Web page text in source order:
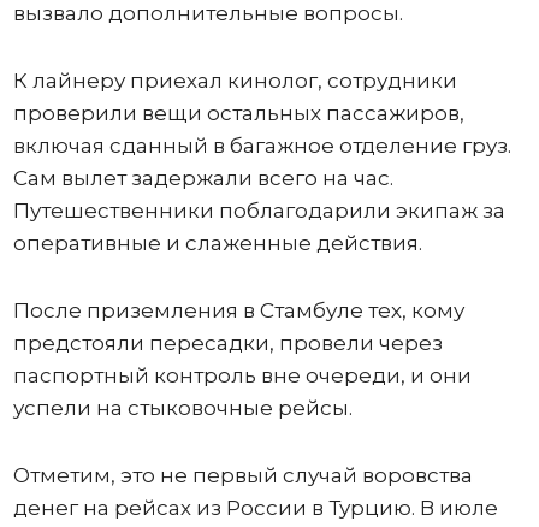
вызвало дополнительные вопросы.
К лайнеру приехал кинолог, сотрудники
проверили вещи остальных пассажиров,
включая сданный в багажное отделение груз.
Сам вылет задержали всего на час.
Путешественники поблагодарили экипаж за
оперативные и слаженные действия.
После приземления в Стамбуле тех, кому
предстояли пересадки, провели через
паспортный контроль вне очереди, и они
успели на стыковочные рейсы.
Отметим, это не первый случай воровства
денег на рейсах из России в Турцию. В июле